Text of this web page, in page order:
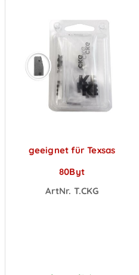
geeignet für Texsas
80Byt
ArtNr. T.CKG